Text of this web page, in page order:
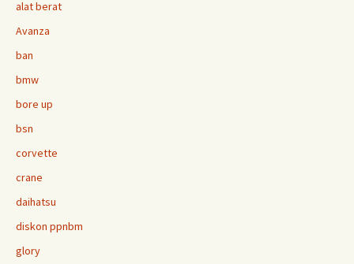
alat berat
Avanza
ban
bmw
bore up
bsn
corvette
crane
daihatsu
diskon ppnbm
glory